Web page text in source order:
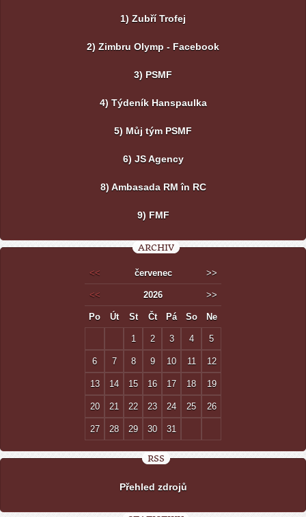
1) Zubří Trofej
2) Zimbru Olymp - Facebook
3) PSMF
4) Týdeník Hanspaulka
5) Můj tým PSMF
6) JS Agency
8) Ambasada RM în RC
9) FMF
ARCHIV
<< červenec >>
<< 2026 >>
Po Út St Čt Pá So Ne
1 2 3 4 5
6 7 8 9 10 11 12
13 14 15 16 17 18 19
20 21 22 23 24 25 26
27 28 29 30 31
RSS
Přehled zdrojů